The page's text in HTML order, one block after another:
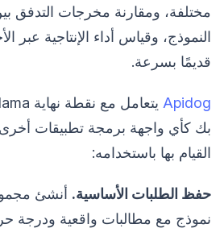
مختلفة، ومقارنة مخرجات التدفق
قديمًا بسرعة.
Apidog
بك كأي واجهة برمجة تطبيقات
القيام بها باستخدامه:
حفظ الطلبات الأساسية. أنشئ
نموذج مع مطالبات واقعية ودرجة